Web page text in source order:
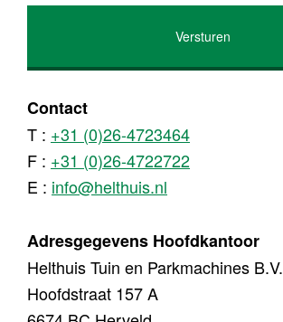
Contact
T : +31 (0)26-4723464
F : +31 (0)26-4722722
E : info@helthuis.nl
Adresgegevens Hoofdkantoor
Helthuis Tuin en Parkmachines B.V.
Hoofdstraat 157 A